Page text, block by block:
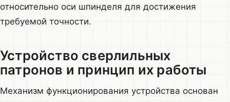
относительно оси шпинделя для достижения
требуемой точности.
Устройство сверлильных
патронов и принцип их работы
Механизм функционирования устройства основан